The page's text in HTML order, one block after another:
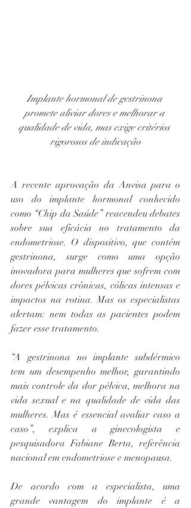
Implante hormonal de gestrinona
promete aliviar dores e melhorar a
qualidade de vida, mas exige critérios
rigorosos de indicação
A recente aprovação da Anvisa para o
uso do implante hormonal conhecido
como “Chip da Saúde” reacendeu debates
sobre sua eficácia no tratamento da
endometriose. O dispositivo, que contém
gestrinona, surge como uma opção
inovadora para mulheres que sofrem com
dores pélvicas crônicas, cólicas intensas e
impactos na rotina. Mas os especialistas
alertam: nem todas as pacientes podem
fazer esse tratamento.
“A gestrinona no implante subdérmico
tem um desempenho melhor, garantindo
mais controle da dor pélvica, melhora na
vida sexual e na qualidade de vida das
mulheres. Mas é essencial avaliar caso a
caso”, explica a ginecologista e
pesquisadora Fabiane Berta, referência
nacional em endometriose e menopausa.
De acordo com a especialista, uma
grande vantagem do implante é a